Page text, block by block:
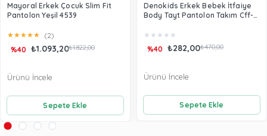
Mayoral Erkek Çocuk Slim Fit
Pantolon Yeşil 4539
★★★★★ (2)
₺1.093,20₺1.822,00
%40
Sepete Ekle
Ürünü İncele
Denokids Erkek Bebek İtfaiye
Body Tayt Pantolon Takım Cff-
★ ★ ★ ★ ★
₺282,00₺470,00
%40
Sepete Ekle
Ürünü İncele